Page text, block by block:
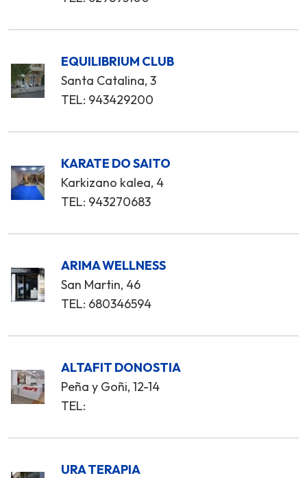
EQUILIBRIUM CLUB
Santa Catalina, 3
TEL: 943429200
KARATE DO SAITO
Karkizano kalea, 4
TEL: 943270683
ARIMA WELLNESS
San Martin, 46
TEL: 680346594
ALTAFIT DONOSTIA
Peña y Goñi, 12-14
TEL:
URA TERAPIA